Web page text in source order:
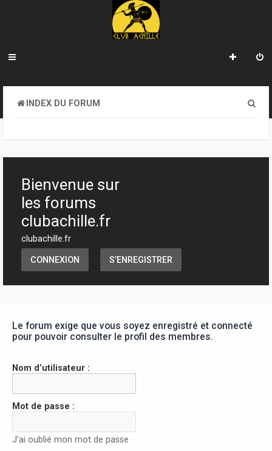
INDEX DU FORUM
h
Bienvenue sur
les forums
clubachille.fr
clubachille.fr
CONNEXION S’ENREGISTRER
Le forum exige que vous soyez enregistré et connecté
pour pouvoir consulter le profil des membres.
Nom d’utilisateur :
Mot de passe :
J’ai oublié mon mot de passe